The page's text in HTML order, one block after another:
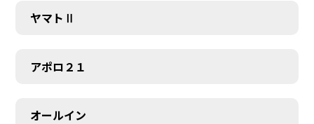
ヤマトⅡ
アポロ２１
オールイン